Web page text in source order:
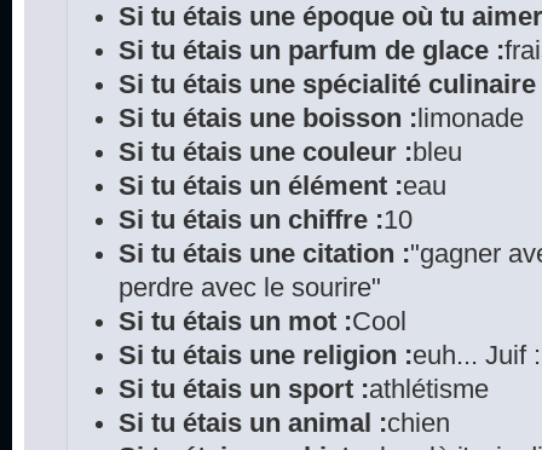
Si tu étais une époque où tu
Si tu étais un parfum de glace :
Si tu étais une spécialité culinaire
Si tu étais une boisson : limonade
Si tu étais une couleur :bleu
Si tu étais un élément :eau
Si tu étais un chiffre :10
Si tu étais une citation :"gagner
perdre avec le sourire"
Si tu étais un mot :Cool
Si tu étais une religion :euh... Juif
Si tu étais un sport :athlétisme
Si tu étais un animal :chien